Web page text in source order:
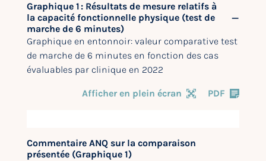
Graphique 1 : Résultats de mesure relatifs à
la capacité fonctionnelle physique (test de
marche de 6 minutes)
Graphique en entonnoir: valeur comparative test
de marche de 6 minutes en fonction des cas
évaluables par clinique en 2022
Afficher en plein écran PDF
Commentaire ANQ sur la comparaison
présentée (Graphique 1)